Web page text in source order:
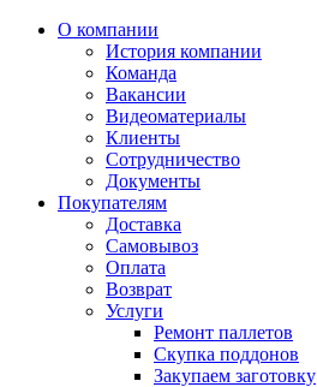
О компании
История компании
Команда
Вакансии
Видеоматериалы
Клиенты
Сотрудничество
Документы
Покупателям
Доставка
Самовывоз
Оплата
Возврат
Услуги
Ремонт паллетов
Скупка поддонов
Закупаем заготовку